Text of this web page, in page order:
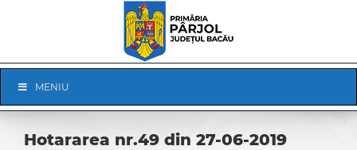
Navigation
MENIU
Hotararea nr.49 din 27-06-2019